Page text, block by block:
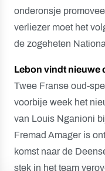
onderonsje
verliezer moet het
de zogeheten
Lebon vindt nieuwe
Twee Franse oud-
voorbije week het
van Louis Nganioni
Fremad Amager is
komst naar de
stek in het team